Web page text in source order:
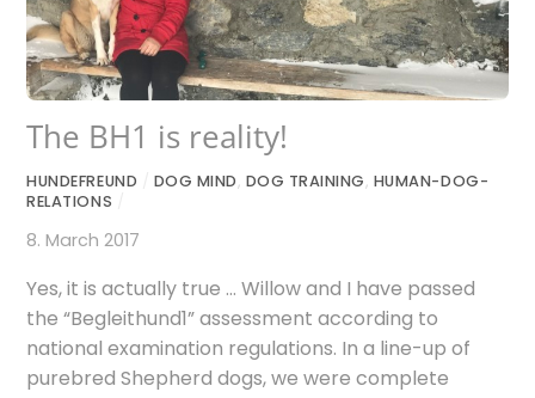
The BH1 is reality!
HUNDEFREUND DOG MIND, DOG TRAINING, HUMAN-DOG-
RELATIONS
8. March 2017
Yes, it is actually true … Willow and I have passed
the “Begleithund1” assessment according to
national examination regulations. In a line-up of
purebred Shepherd dogs, we were complete